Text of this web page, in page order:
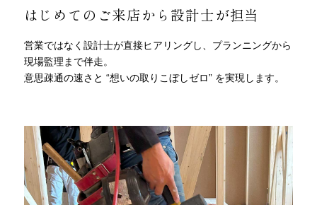
はじめてのご来店から設計士が担当
営業ではなく設計士が直接ヒアリングし、プランニングから
現場監理まで伴走。
意思疎通の速さと “想いの取りこぼしゼロ” を実現します。